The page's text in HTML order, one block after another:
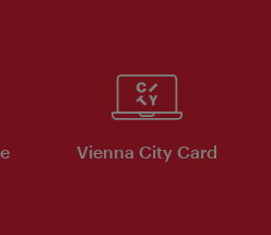
Vienna City Card